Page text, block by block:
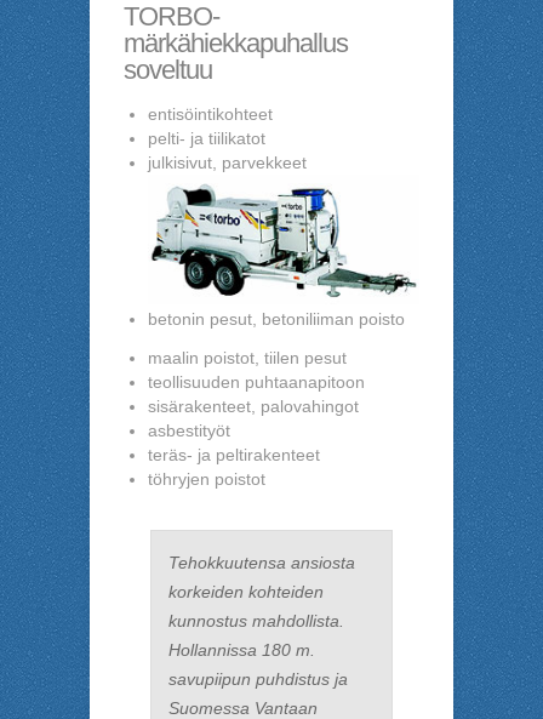
TORBO-
märkähiekkapuhallus
soveltuu
entisöintikohteet
pelti- ja tiilikatot
julkisivut, parvekkeet
betonin pesut, betoniliiman poisto
maalin poistot, tiilen pesut
teollisuuden puhtaanapitoon
sisärakenteet, palovahingot
asbestityöt
teräs- ja peltirakenteet
töhryjen poistot
Tehokkuutensa ansiosta
korkeiden kohteiden
kunnostus mahdollista.
Hollannissa 180 m.
savupiipun puhdistus ja
Suomessa Vantaan